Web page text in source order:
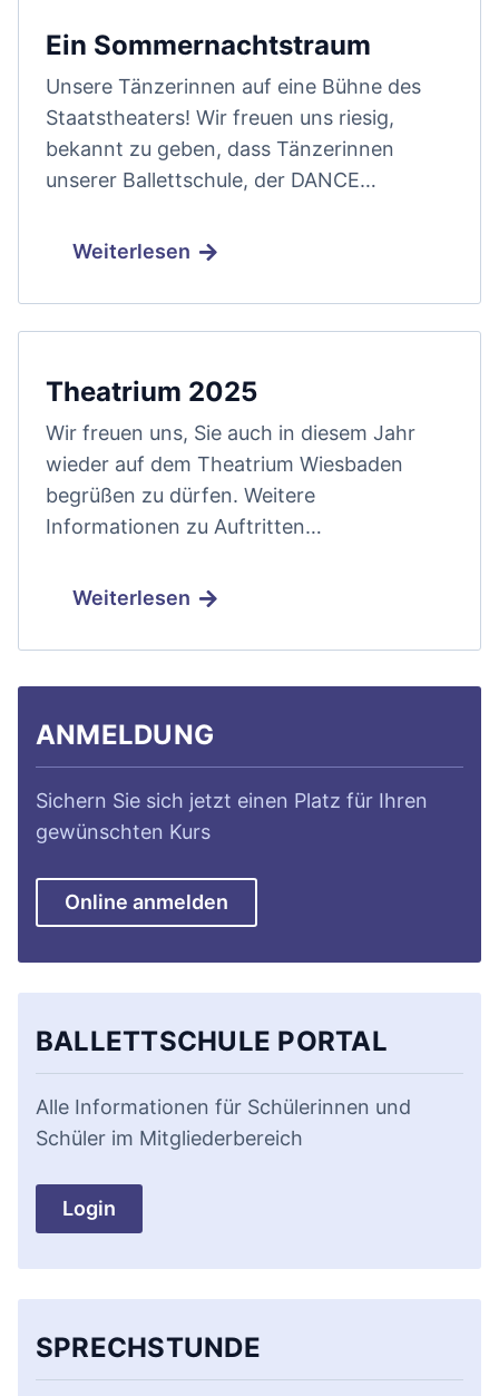
Ein Sommernachtstraum
Unsere Tänzerinnen auf eine Bühne des
Staatstheaters! Wir freuen uns riesig,
bekannt zu geben, dass Tänzerinnen
unserer Ballettschule, der DANCE…
Weiterlesen
Theatrium 2025
Wir freuen uns, Sie auch in diesem Jahr
wieder auf dem Theatrium Wiesbaden
begrüßen zu dürfen. Weitere
Informationen zu Auftritten…
Weiterlesen
ANMELDUNG
Sichern Sie sich jetzt einen Platz für Ihren
gewünschten Kurs
Online anmelden
BALLETTSCHULE PORTAL
Alle Informationen für Schülerinnen und
Schüler im Mitgliederbereich
Login
SPRECHSTUNDE